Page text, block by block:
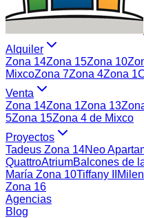
Alquiler
Zona 14Zona 15Zona 10
MixcoZona 7Zona 4Zona 1
Venta
Zona 14Zona 1Zona 13
5Zona 15Zona 4 de Mixco
Proyectos
Tadeus Zona 14Neo
QuattroAtriumBalcones de
María Zona 10Tiffany II
Zona 16
Agencias
Blog